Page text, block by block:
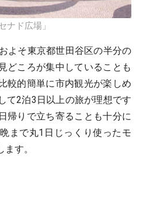
ナド広場」
よそ東京都世田谷区の半分の
どころが集中していることも
較的簡単に市内観光が楽しめ
て2泊3日以上の旅が理想です
帰りで立ち寄ることも十分に
まで丸1日じっくり使ったモ
す。